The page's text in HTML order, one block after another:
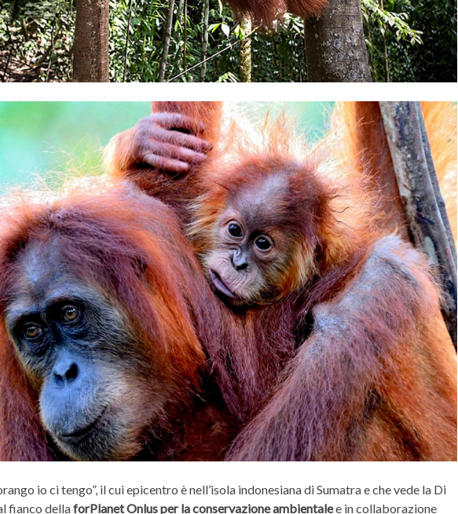
io ci tengo”, il cui epicentro è nell’isola indonesiana di Sumatra e che vede la Di
fianco dellaforPlanet Onlus per la conservazione ambientalee in collaborazione